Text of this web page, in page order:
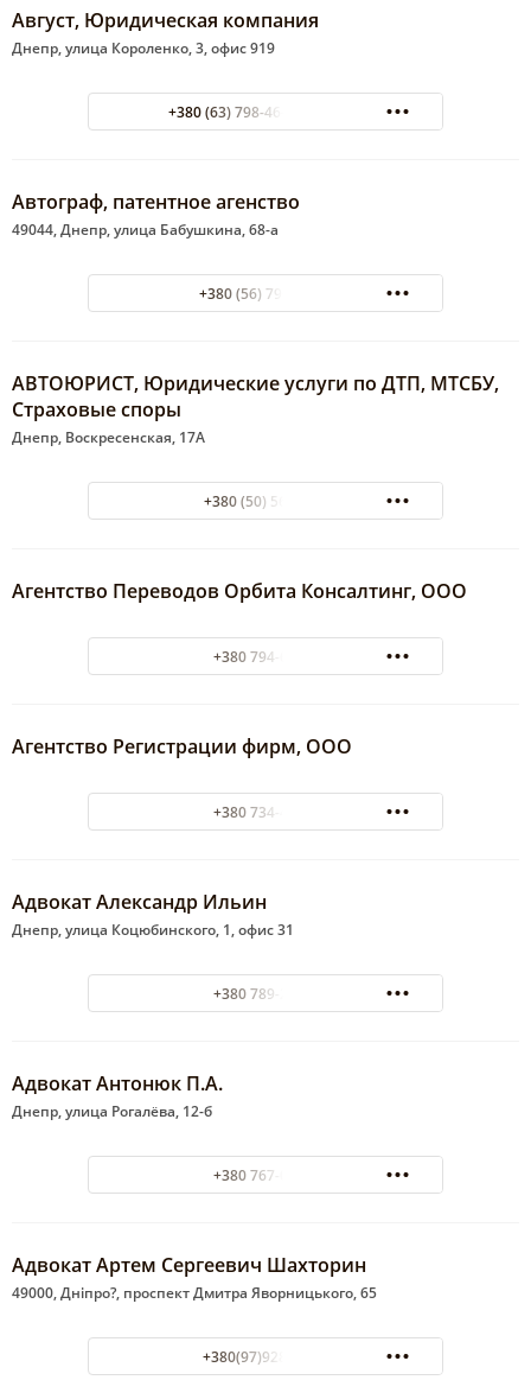
Август, Юридическая компания
Днепр, улица Короленко, 3, офис 919
+380 (63) 798-46-47 Михаил
Автограф, патентное агенство
49044, Днепр, улица Бабушкина, 68-а
+380 (56) 796-08-80
АВТОЮРИСТ, Юридические услуги по ДТП, МТСБУ,
Страховые споры
Днепр, Воскресенская, 17А
+380 (50) 5672918
Агентство Переводов Орбита Консалтинг, ООО
+380 794-67-04
Агентство Регистрации фирм, ООО
+380 734-46-64
Адвокат Александр Ильин
Днепр, улица Коцюбинского, 1, офис 31
+380 789-26-99
Адвокат Антонюк П.А.
Днепр, улица Рогалёва, 12-б
+380 767-08-24
Адвокат Артем Сергеевич Шахторин
49000, Дніпро?, проспект Дмитра Яворницького, 65
+380(97)928-47-23